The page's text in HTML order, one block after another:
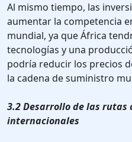
Al mismo tiempo, las
aumentar la competencia
mundial, ya que África
tecnologías y una
podría reducir los precios
la cadena de suministro
3.2 Desarrollo de las rutas
internacionales